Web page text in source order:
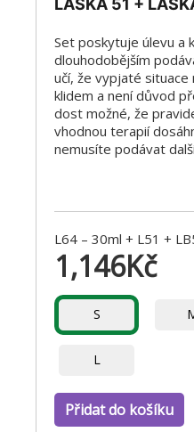
Set poskytuje úlevu a
dlouhodobějším
učí, že vypjaté situace
klidem a není důvod
dost možné, že
vhodnou terapií
nemusíte podávat
L64 – 30ml + L51 +
1,146Kč
S
L
Přidat do košíku